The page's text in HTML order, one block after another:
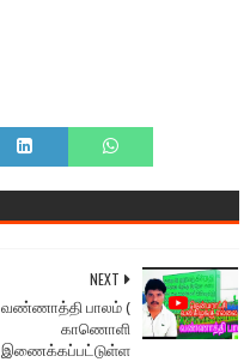
NEXT
வண்ணாத்தி பாலம் (
காணொளி
இணைக்கப்பட்டுள்ள